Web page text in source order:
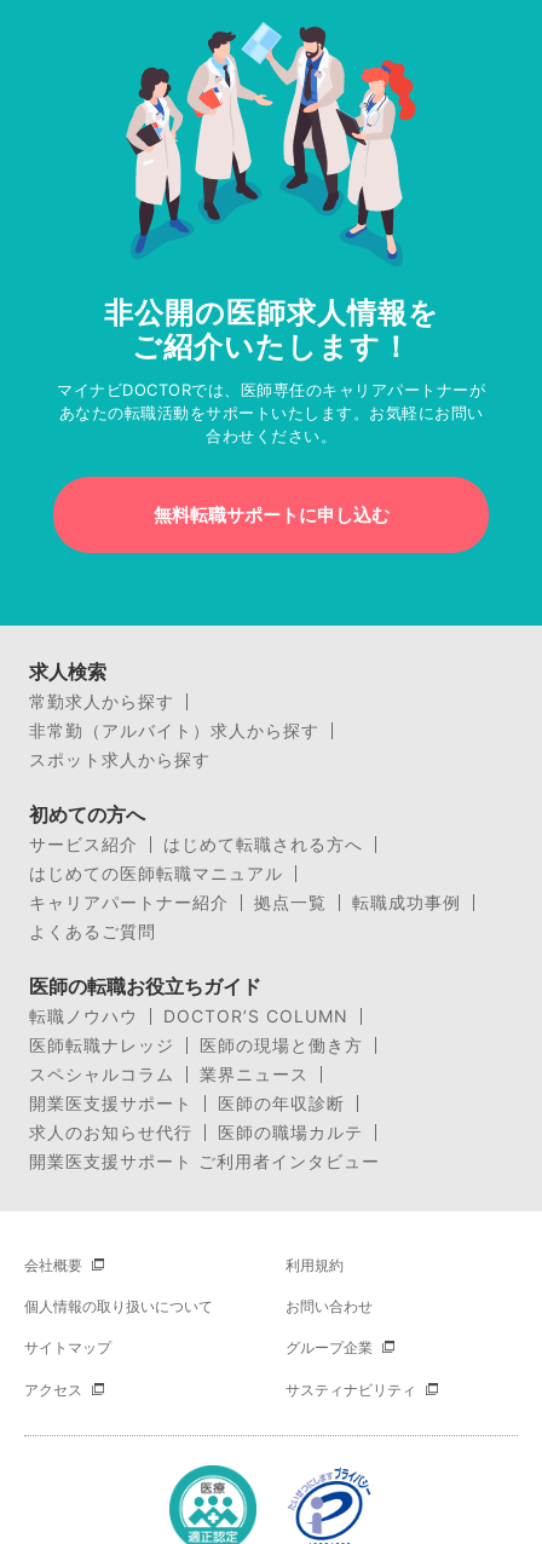
非公開の医師求人情報を
ご紹介いたします！
マイナビDOCTORでは、医師専任のキャリアパートナーが
あなたの転職活動をサポートいたします。お気軽にお問い
合わせください。
無料転職サポートに申し込む
求人検索
常勤求人から探す
非常勤（アルバイト）求人から探す
スポット求人から探す
初めての方へ
サービス紹介
はじめて転職される方へ
はじめての医師転職マニュアル
キャリアパートナー紹介
拠点一覧
転職成功事例
よくあるご質問
医師の転職お役立ちガイド
転職ノウハウ
DOCTOR’S COLUMN
医師転職ナレッジ
医師の現場と働き方
スペシャルコラム
業界ニュース
開業医支援サポート
医師の年収診断
求人のお知らせ代行
医師の職場カルテ
開業医支援サポート ご利用者インタビュー
会社概要 利用規約
個人情報の取り扱いについて お問い合わせ
サイトマップ グループ企業
アクセス サスティナビリティ